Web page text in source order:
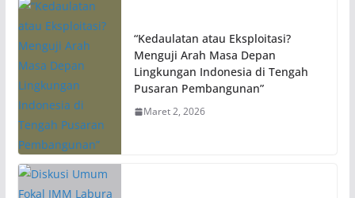
“Kedaulatan atau Eksploitasi?
Menguji Arah Masa Depan
Lingkungan Indonesia di Tengah
Pusaran Pembangunan”
Maret 2, 2026